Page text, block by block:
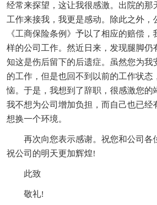
经常来探望，这让我很感激。出院的那
工作来接我，我更是感动。除此之外，
《工商保险条例》予以了相应的赔偿
样的公司工作。然近日来，发现腿脚仍
知这是伤后留下的后遗症。虽然您为我
的工作，但是也回不到以前的工作状态
恼。于是，我想到了辞职，很感激您的
我不想为公司增加负担，而自己也已经
想换一个环境。
再次向您表示感谢。祝您和公司各
祝公司的明天更加辉煌!
此致
敬礼!